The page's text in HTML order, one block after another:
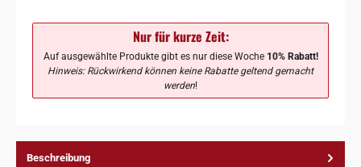
Nur für kurze Zeit:
Auf ausgewählte Produkte gibt es nur diese Woche10% Rabatt!
Hinweis: Rückwirkend können keine Rabatte geltend gemacht
werden!
Beschreibung